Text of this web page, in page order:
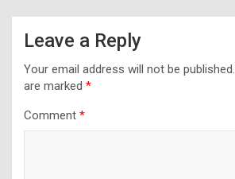
Leave a Reply
Your email address will not be published.
are marked *
Comment *